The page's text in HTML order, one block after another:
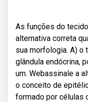
As funções do
alternativa correta
sua morfologia. A) o
glândula endócrina,
um. Webassinale a
o conceito de
formado por células